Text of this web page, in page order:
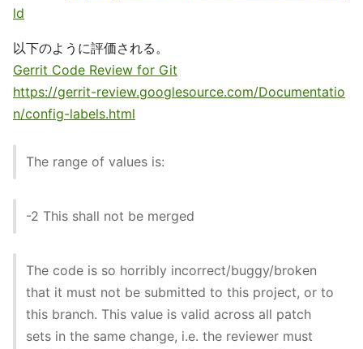
ld
以下のように評価される。
Gerrit Code Review for Git
https://gerrit-review.googlesource.com/Documentatio
n/config-labels.html
The range of values is:
-2 This shall not be merged
The code is so horribly incorrect/buggy/broken
that it must not be submitted to this project, or to
this branch. This value is valid across all patch
sets in the same change, i.e. the reviewer must